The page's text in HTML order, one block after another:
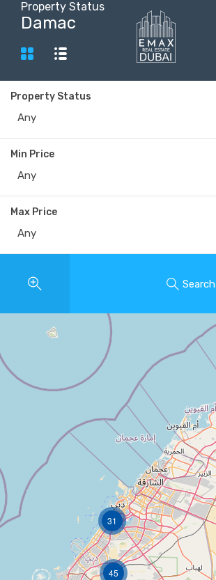
Property Status
Damac
Property Status
Any
Min Price
Any
Max Price
Any
Search
31
45